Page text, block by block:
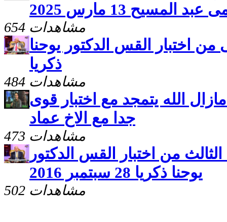
عبد المسيح 13 مارس 2025
654 مشاهدات
من اختبار القس الدكتور يوحنا
ذكريا
484 مشاهدات
الله يتمجد مع اختبار قوى
جدا مع الاخ عماد
473 مشاهدات
من اختبار القس الدكتور
يوحنا ذكريا 28 سبتمبر 2016
502 مشاهدات